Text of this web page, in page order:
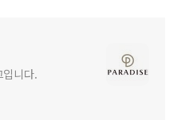
니다.